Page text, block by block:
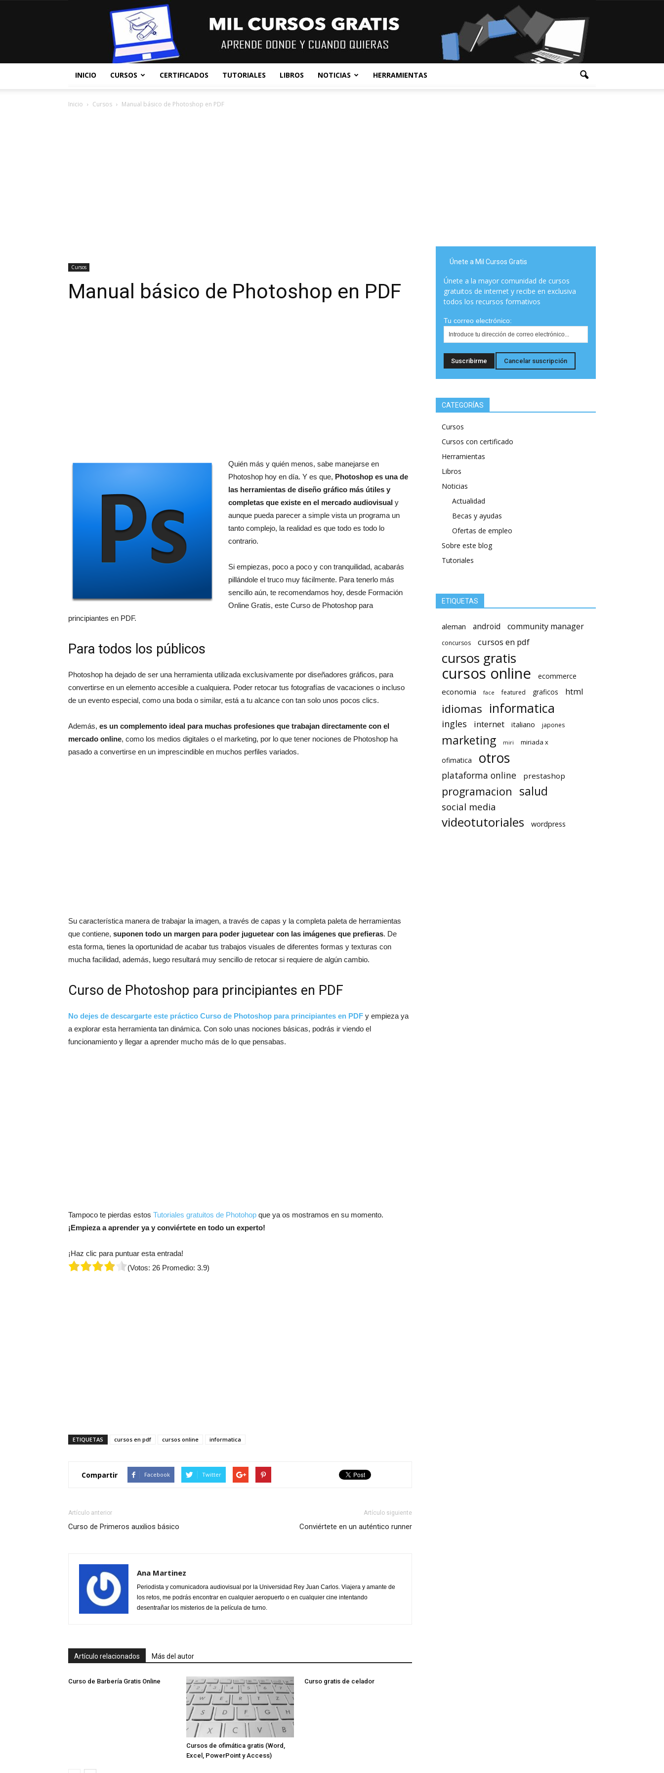
INICIO CURSOS CERTIFICADOS TUTORIALES LIBROS NOTICIAS HERRAMIENTAS
Inicio Cursos Manual básico de Photoshop en PDF
Cursos
Manual básico de Photoshop en PDF
Quién más y quién menos, sabe manejarse en
Photoshop hoy en día. Y es que, Photoshop es una de
las herramientas de diseño gráfico más útiles y
completas que existe en el mercado audiovisual y
aunque pueda parecer a simple vista un programa un
tanto complejo, la realidad es que todo es todo lo
contrario.
Si empiezas, poco a poco y con tranquilidad, acabarás
pillándole el truco muy fácilmente. Para tenerlo más
sencillo aún, te recomendamos hoy, desde Formación
Online Gratis, este Curso de Photoshop para
principiantes en PDF.
Para todos los públicos
Photoshop ha dejado de ser una herramienta utilizada exclusivamente por diseñadores gráficos, para
convertirse en un elemento accesible a cualquiera. Poder retocar tus fotografías de vacaciones o incluso
de un evento especial, como una boda o similar, está a tu alcance con tan solo unos pocos clics.
Además, es un complemento ideal para muchas profesiones que trabajan directamente con el
mercado online, como los medios digitales o el marketing, por lo que tener nociones de Photoshop ha
pasado a convertirse en un imprescindible en muchos perfiles variados.
Su característica manera de trabajar la imagen, a través de capas y la completa paleta de herramientas
que contiene, suponen todo un margen para poder juguetear con las imágenes que prefieras. De
esta forma, tienes la oportunidad de acabar tus trabajos visuales de diferentes formas y texturas con
mucha facilidad, además, luego resultará muy sencillo de retocar si requiere de algún cambio.
Curso de Photoshop para principiantes en PDF
No dejes de descargarte este práctico Curso de Photoshop para principiantes en PDF y empieza ya
a explorar esta herramienta tan dinámica. Con solo unas nociones básicas, podrás ir viendo el
funcionamiento y llegar a aprender mucho más de lo que pensabas.
Tampoco te pierdas estos Tutoriales gratuitos de Photohop que ya os mostramos en su momento.
¡Empieza a aprender ya y conviértete en todo un experto!
¡Haz clic para puntuar esta entrada!
(Votos: 26 Promedio: 3.9)
ETIQUETAS cursos en pdf cursos online informatica
Compartir Facebook Twitter
Artículo anterior
Curso de Primeros auxilios básico
Artículo siguiente
Conviértete en un auténtico runner
Ana Martinez
Periodista y comunicadora audiovisual por la Universidad Rey Juan Carlos. Viajera y amante de
los retos, me podrás encontrar en cualquier aeropuerto o en cualquier cine intentando
desentrañar los misterios de la película de turno.
Artículo relacionados Más del autor
Curso de Barbería Gratis Online
Cursos de ofimática gratis (Word,
Excel, PowerPoint y Access)
Curso gratis de celador
Únete a Mil Cursos Gratis
Únete a la mayor comunidad de cursos
gratuitos de internet y recibe en exclusiva
todos los recursos formativos
Tu correo electrónico:
CATEGORÍAS
Cursos
Cursos con certificado
Herramientas
Libros
Noticias
Actualidad
Becas y ayudas
Ofertas de empleo
Sobre este blog
Tutoriales
ETIQUETAS
aleman android community manager
concursos cursos en pdf
cursos gratis
cursos online ecommerce
economia face featured graficos html
idiomas informatica
ingles internet italiano japones
marketing miri miriada x
ofimatica otros
plataforma online prestashop
programacion salud
social media
videotutoriales wordpress